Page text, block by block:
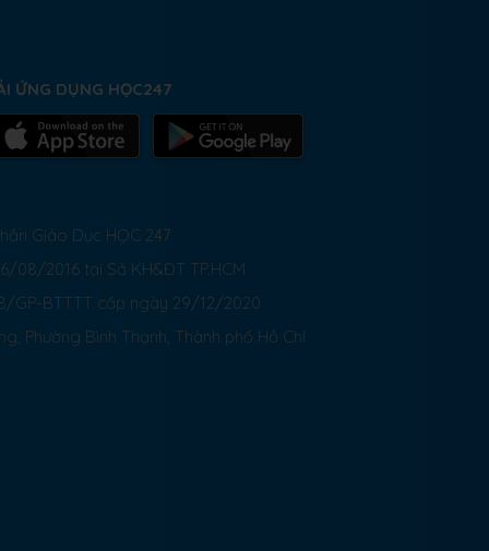
ỨNG DỤNG HỌC247
Giáo Dục HỌC 247
08/2016 tại Sở KH&ĐT TP.HCM
GP-BTTTT cấp ngày 29/12/2020
Phường Bình Thạnh, Thành phố Hồ Chí